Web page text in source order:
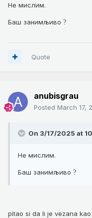
Не мислим.
Баш занимљиво ?
Quote
anubisgrau
Posted March 17,
On 3/17/2025 at
Не мислим.
Баш занимљиво ?
pitao si da li je vezana